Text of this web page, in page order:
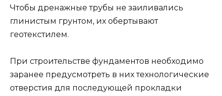
Чтобы дренажные трубы не заиливались
глинистым грунтом, их обертывают
геотекстилем.
При строительстве фундаментов необходимо
заранее предусмотреть в них технологические
отверстия для последующей прокладки